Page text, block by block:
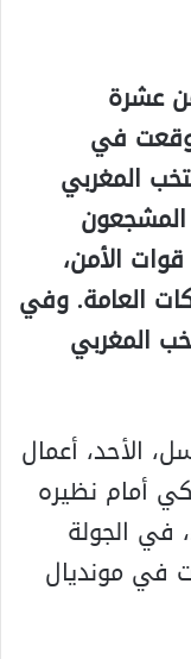
عشرة
وقعت في
المغربي
الأمن،
العامة. وفي
المغربي
الأحد، أعمال
أمام نظيره
في الجولة
في مونديال